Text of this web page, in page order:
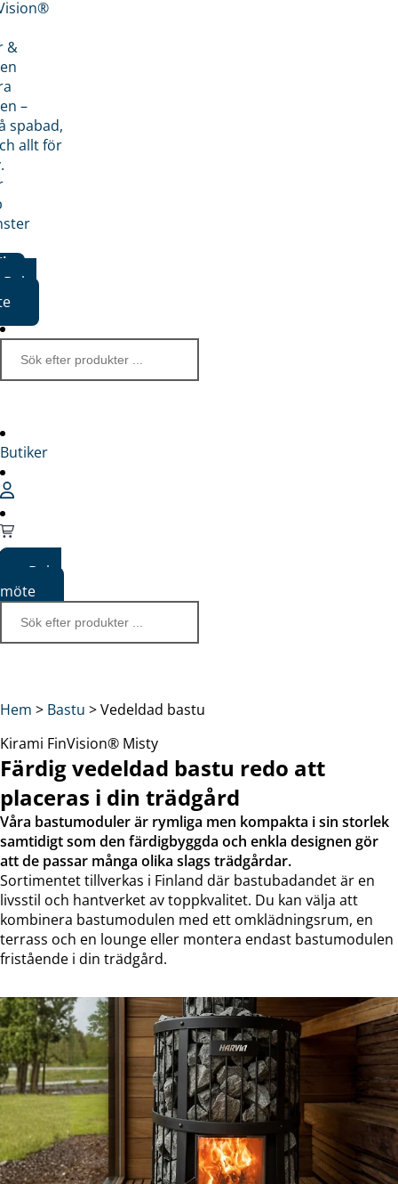
&
–
spabad,
allt för
Boka
Butiker
Boka
möte
Hem > Bastu >Vedeldad bastu
Kirami FinVision® Misty
Färdig vedeldad bastu redo att
placeras i din trädgård
Våra bastumoduler är rymliga men kompakta i sin storlek
samtidigt som den färdigbyggda och enkla designen gör
att de passar många olika slags trädgårdar.
Sortimentet tillverkas i Finland där bastubadandet är en
livsstil och hantverket av toppkvalitet. Du kan välja att
kombinera bastumodulen med ett omklädningsrum, en
terrass och en lounge eller montera endast bastumodulen
fristående i din trädgård.